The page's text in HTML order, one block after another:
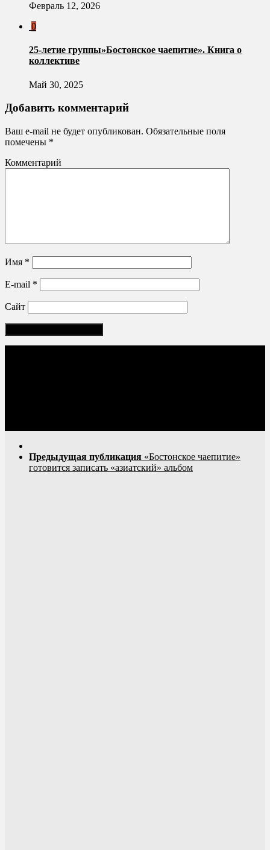
Февраль 12, 2026
0
25-летие группы»Бостонское чаепитие». Книга о
коллективе
Май 30, 2025
Добавить комментарий
Ваш e-mail не будет опубликован. Обязательные поля
помечены *
Комментарий
Имя *
E-mail *
Сайт
Предыдущая публикация «Бостонское чаепитие»
готовится записать «азиатский» альбом